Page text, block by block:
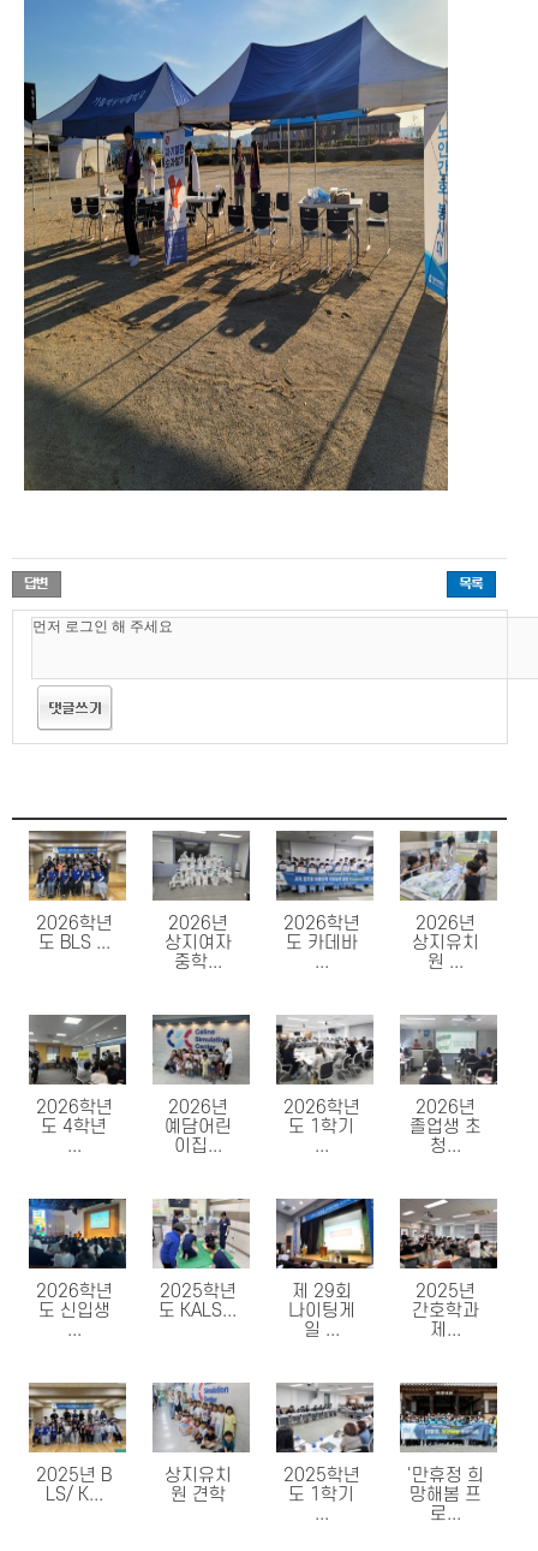
2026학년
도 BLS ...
2026년
상지여자
중학...
2026학년
도 카데바
...
2026년
상지유치
원 ...
2026학년
도 4학년
...
2026년
예담어린
이집...
2026학년
도 1학기
...
2026년
졸업생 초
청...
2026학년
도 신입생
...
2025학년
도 KALS...
제 29회
나이팅게
일 ...
2025년
간호학과
제...
2025년 B
LS/ K...
상지유치
원 견학
2025학년
도 1학기
...
'만휴정 희
망해봄 프
로...